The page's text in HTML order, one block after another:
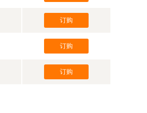
订购
订购
订购